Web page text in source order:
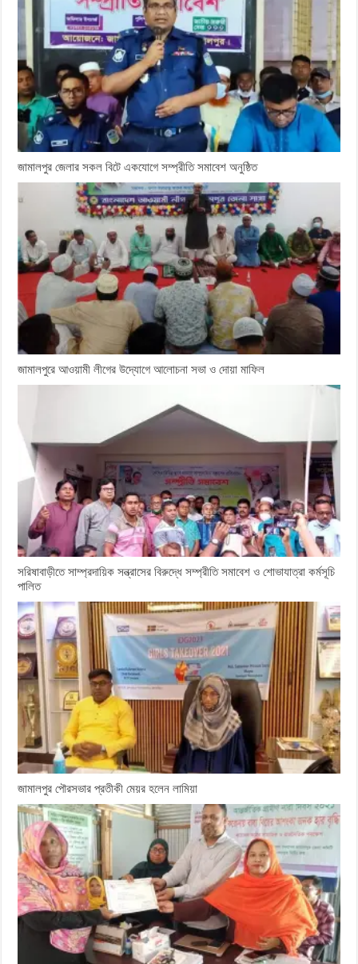
জামালপুর জেলার সকল বিটে একযোগে সম্প্রীতি সমাবেশ অনুষ্ঠিত
জামালপুরে আওয়ামী লীগের উদ্যোগে আলোচনা সভা ও দোয়া মাফিল
সরিষাবাড়ীতে সাম্প্রদায়িক সন্ত্রাসের বিরুদ্ধে সম্প্রীতি সমাবেশ ও শোভাযাত্রা কর্মসূচি
পালিত
জামালপুর পৌরসভার প্রতীকী মেয়র হলেন লামিয়া